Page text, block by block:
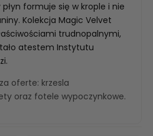
formuje się w krople i nie
Kolekcja Magic Velvet
trudnopalnymi,
atestem Instytutu
oferte: krzesla
oraz fotele wypoczynkowe.